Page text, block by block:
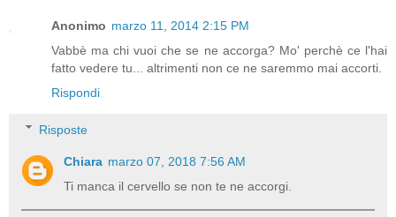
Anonimo marzo 11, 2014 2:15 PM
Vabbè ma chi vuoi che se ne accorga? Mo' perchè ce l'hai
fatto vedere tu... altrimenti non ce ne saremmo mai accorti.
Rispondi
Risposte
Chiara marzo 07, 2018 7:56 AM
Ti manca il cervello se non te ne accorgi.